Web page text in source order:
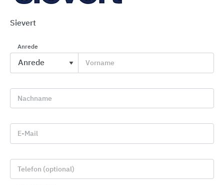
Keramik- und Naturwerksteinbeläge
Sievert
Anrede
Vorname
Nachname
E-Mail
Telefon (optional)